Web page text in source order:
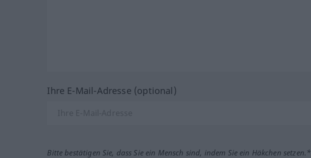
Ihre E-Mail-Adresse (optional)
Bitte bestätigen Sie, dass Sie ein Mensch sind, indem Sie ein Häkchen setzen.*